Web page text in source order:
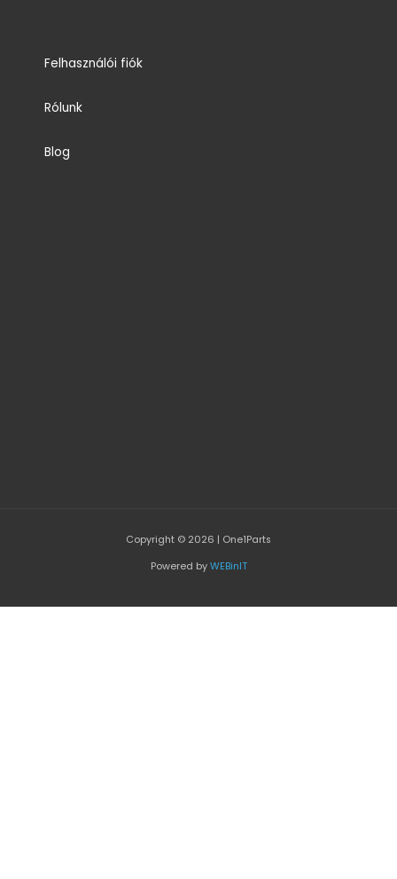
Felhasználói fiók
Rólunk
Blog
Copyright © 2026 | One1Parts
Powered by WEBinIT